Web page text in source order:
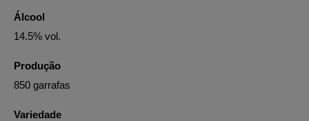
Álcool
14.5% vol.
Produção
850 garrafas
Variedade